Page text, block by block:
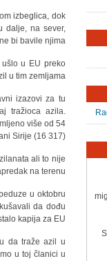
izbeglica, dok
dalje, na sever,
bi bavile njima.
u EU preko
u tim zemljama.
izazovi za tu
tražioca azila.
više od 54
Sirije (16 317).
ali to nije
na terenu.
u oktobru
da dođu
kapija za EU.
da traže azil u
u toj članici u